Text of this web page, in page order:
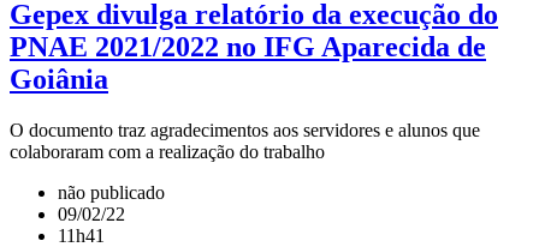
Gepex divulga relatório da execução do
PNAE 2021/2022 no IFG Aparecida de
Goiânia
O documento traz agradecimentos aos servidores e alunos que
colaboraram com a realização do trabalho
não publicado
09/02/22
11h41